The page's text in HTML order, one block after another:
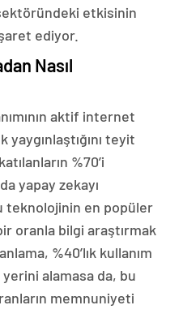
etkisinin
ediyor.
Nasıl
aktif internet
yaygınlaştığını teyit
%70’i
yapay zekayı
teknolojinin en popüler
oranla bilgi araştırmak
%40’lık kullanım
alamasa da, bu
memnuniyeti